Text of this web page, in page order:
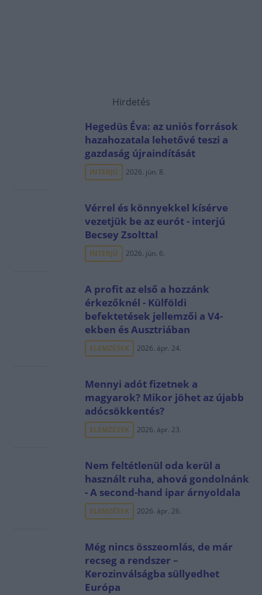
Hirdetés
Hegedüs Éva: az uniós források
hazahozatala lehetővé teszi a
gazdaság újraindítását
INTERJÚ 2026. jún. 8.
Vérrel és könnyekkel kísérve
vezetjük be az eurót - interjú
Becsey Zsolttal
INTERJÚ 2026. jún. 6.
A profit az első a hozzánk
érkezőknél - Külföldi
befektetések jellemzői a V4-
ekben és Ausztriában
ELEMZÉSEK 2026. ápr. 24.
Mennyi adót fizetnek a
magyarok? Mikor jöhet az újabb
adócsökkentés?
ELEMZÉSEK 2026. ápr. 23.
Nem feltétlenül oda kerül a
használt ruha, ahová gondolnánk
- A second-hand ipar árnyoldala
ELEMZÉSEK 2026. ápr. 26.
Még nincs összeomlás, de már
recseg a rendszer –
Kerozinválságba süllyedhet
Európa